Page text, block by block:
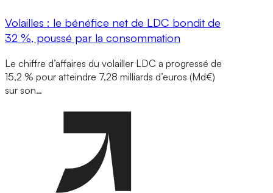
Volailles : le bénéfice net de LDC bondit de
32 %, poussé par la consommation
Le chiffre d’affaires du volailler LDC a progressé de
15,2 % pour atteindre 7,28 milliards d’euros (Md€)
sur son…